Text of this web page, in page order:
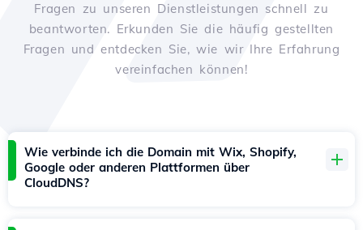
Fragen zu unseren Dienstleistungen schnell zu
beantworten. Erkunden Sie die häufig gestellten
Fragen und entdecken Sie, wie wir Ihre Erfahrung
vereinfachen können!
Wie verbinde ich die Domain mit Wix, Shopify,
Google oder anderen Plattformen über
CloudDNS?